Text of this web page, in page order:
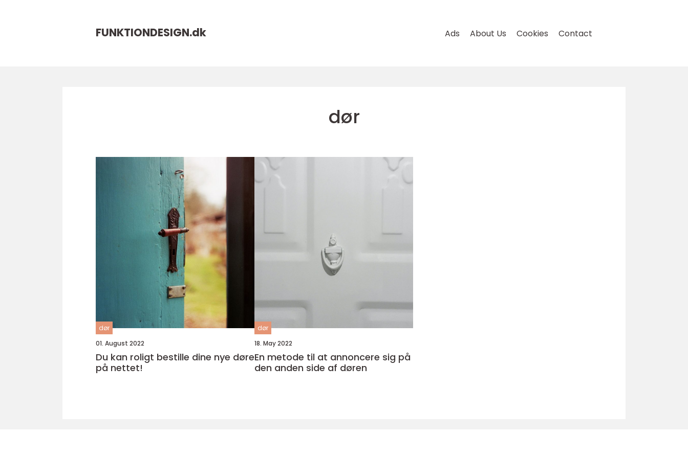
FUNKTIONDESIGN.dk Ads About Us Cookies Contact
dør
dør
01. August 2022
Du kan roligt bestille dine nye døre
på nettet!
dør
18. May 2022
En metode til at annoncere sig på
den anden side af døren